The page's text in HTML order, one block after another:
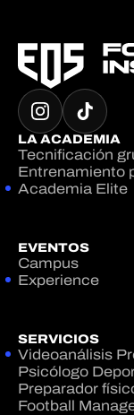
LA ACADEMIA
Tecnificación
Entrenamiento
Academia Elite
EVENTOS
Campus
Experience
SERVICIOS
Videoanálisis
Psicólogo
Preparador
Football